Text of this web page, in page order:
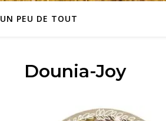
UN PEU DE TOUT
Dounia-Joy